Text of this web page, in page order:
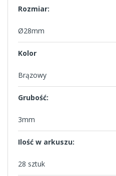
Rozmiar:
Ø28mm
Kolor
Brązowy
Grubość:
3mm
Ilość w arkuszu:
28 sztuk